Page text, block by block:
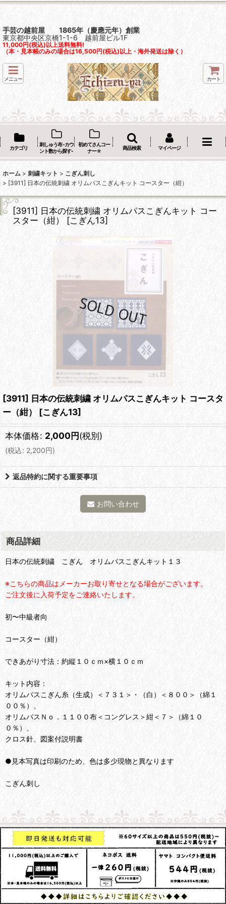
手芸の越前屋 1865年（慶應元年）創業
東京都中央区京橋1-1-6 越前屋ビル1F
11,000円(税込)以上送料無料!
（本・見本帳のみの場合は16,500円(税込)以上・海外発送は除く）
メニュー カート
カテゴリ
刺しゅう布 -カウ
ント数から探す-
初めてさんコー
ナー☆
商品検索 マイページ
ホーム > 刺繍キット > こぎん刺し
> [3911] 日本の伝統刺繍 オリムパスこぎんキット コースター（紺）
[3911] 日本の伝統刺繍 オリムパスこぎんキット コー
スター（紺）
[こぎん13]
[3911] 日本の伝統刺繍 オリムパスこぎんキット コースタ
ー（紺）
[こぎん13]
本体価格: 2,000円(税別)
(税込: 2,200円)
返品特約に関する重要事項
お問い合わせ
商品詳細
日本の伝統刺繍 こぎん オリムパスこぎんキット１３
※こちらの商品はメーカーお取り寄せとなる場合がございます。
ご注文後に入荷予定をご連絡いたします。
初〜中級者向
コースター（紺）
できあがり寸法：約縦１０ｃｍ×横１０ｃｍ
キット内容：
オリムパスこぎん糸（生成）＜７３１＞・（白）＜８００＞（綿１
００％）、
オリムパスＮｏ．１１００布＜コングレス＞紺＜７＞（綿１０
０％）、
クロス針、図案付説明書
●見本写真は印刷のため、色は多少現物と異なります
こぎん刺し